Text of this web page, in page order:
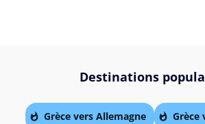
Destinations
Grèce vers Allemagne Grèce